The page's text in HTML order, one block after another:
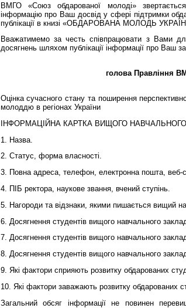
ВМГО «Союз обдарованої молоді»
інформацію про Ваш досвід у сфері підтримки
публікації в книзі «ОБДАРОВАНА МОЛОДЬ
Вважатимемо за честь співпрацювати з Вами
досягнень шляхом публікації інформації про Ваш
голова Правління
Оцінка сучасного стану та поширення
молоддю в регіонах України
ІНФОРМАЦІЙНА КАРТКА ВИЩОГО
1. Назва.
2. Статус, форма власності.
3. Повна адреса, телефон, електронна пошта, веб-
4. ПІБ ректора, наукове звання, вчений ступінь.
5. Нагороди та відзнаки, якими пишається вищий
6. Досягнення студентів вищого навчального
7. Досягнення студентів вищого навчального
8. Досягнення студентів вищого навчального
9. Які фактори сприяють розвитку обдарованих
10. Які фактори заважають розвитку обдарованих
Загальний обсяг інформації не повинен